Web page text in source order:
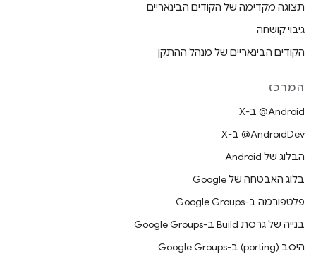
תצוגה מקדימה של הקודים הבינאריים
גיבוי קושחה
הקודים הבינאריים של מנהל ההתקן
המרכז
‫‎@Android ב-X
‫‎@AndroidDev ב-X
הבלוג של Android
בלוג האבטחה של Google
פלטפורמה ב-Google Groups
בנייה של גרסת Build ב-Google Groups
היסב (porting) ב-Google Groups